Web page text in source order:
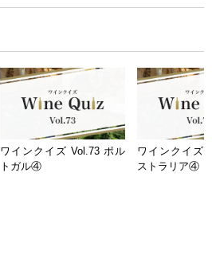
ワインクイズ Vol.73 ポル
トガル④
ワインクイズ
ストラリア④